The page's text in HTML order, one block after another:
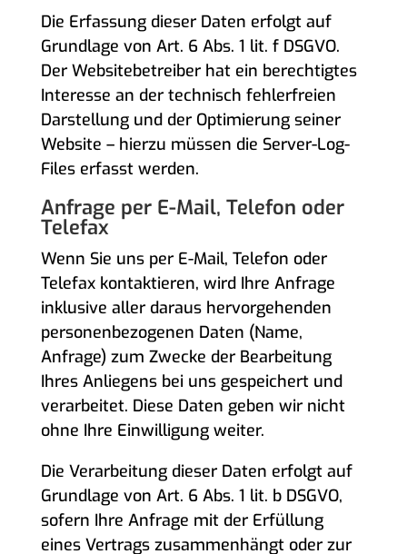
Die Erfassung dieser Daten erfolgt auf
Grundlage von Art. 6 Abs. 1 lit. f DSGVO.
Der Websitebetreiber hat ein berechtigtes
Interesse an der technisch fehlerfreien
Darstellung und der Optimierung seiner
Website – hierzu müssen die Server-Log-
Files erfasst werden.
Anfrage per E-Mail, Telefon oder
Telefax
Wenn Sie uns per E-Mail, Telefon oder
Telefax kontaktieren, wird Ihre Anfrage
inklusive aller daraus hervorgehenden
personenbezogenen Daten (Name,
Anfrage) zum Zwecke der Bearbeitung
Ihres Anliegens bei uns gespeichert und
verarbeitet. Diese Daten geben wir nicht
ohne Ihre Einwilligung weiter.
Die Verarbeitung dieser Daten erfolgt auf
Grundlage von Art. 6 Abs. 1 lit. b DSGVO,
sofern Ihre Anfrage mit der Erfüllung
eines Vertrags zusammenhängt oder zur